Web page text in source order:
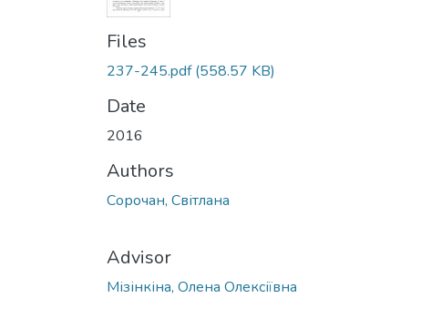
Files
237-245.pdf(558.57 KB)
Date
2016
Authors
Сорочан, Світлана
Advisor
Мізінкіна, Олена Олексіївна